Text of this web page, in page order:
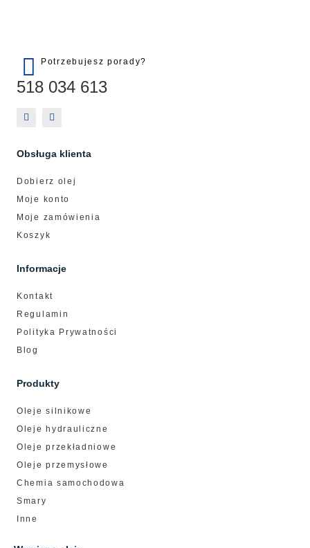
Potrzebujesz porady?
518 034 613
Obsługa klienta
Dobierz olej
Moje konto
Moje zamówienia
Koszyk
Informacje
Kontakt
Regulamin
Polityka Prywatności
Blog
Produkty
Oleje silnikowe
Oleje hydrauliczne
Oleje przekładniowe
Oleje przemysłowe
Chemia samochodowa
Smary
Inne